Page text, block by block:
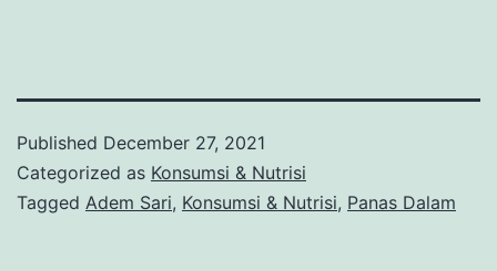
Published December 27, 2021
Categorized as Konsumsi & Nutrisi
Tagged Adem Sari, Konsumsi & Nutrisi, Panas Dalam